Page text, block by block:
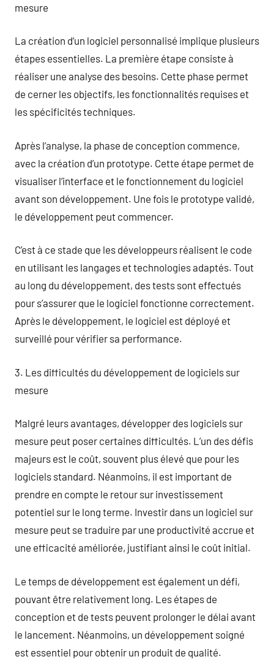
mesure
La création d’un logiciel personnalisé implique plusieurs
étapes essentielles. La première étape consiste à
réaliser une analyse des besoins. Cette phase permet
de cerner les objectifs, les fonctionnalités requises et
les spécificités techniques.
Après l’analyse, la phase de conception commence,
avec la création d’un prototype. Cette étape permet de
visualiser l’interface et le fonctionnement du logiciel
avant son développement. Une fois le prototype validé,
le développement peut commencer.
C’est à ce stade que les développeurs réalisent le code
en utilisant les langages et technologies adaptés. Tout
au long du développement, des tests sont effectués
pour s’assurer que le logiciel fonctionne correctement.
Après le développement, le logiciel est déployé et
surveillé pour vérifier sa performance.
3. Les difficultés du développement de logiciels sur
mesure
Malgré leurs avantages, développer des logiciels sur
mesure peut poser certaines difficultés. L’un des défis
majeurs est le coût, souvent plus élevé que pour les
logiciels standard. Néanmoins, il est important de
prendre en compte le retour sur investissement
potentiel sur le long terme. Investir dans un logiciel sur
mesure peut se traduire par une productivité accrue et
une efficacité améliorée, justifiant ainsi le coût initial.
Le temps de développement est également un défi,
pouvant être relativement long. Les étapes de
conception et de tests peuvent prolonger le délai avant
le lancement. Néanmoins, un développement soigné
est essentiel pour obtenir un produit de qualité.